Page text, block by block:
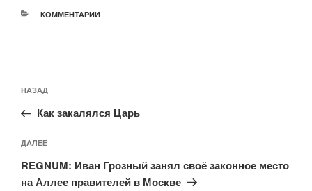
РУБРИКИ
КОММЕНТАРИИ
по
записям
Предыдущая
запись:
НАЗАД
Как закалялся Царь
Следующая
запись
ДАЛЕЕ
REGNUM: Иван Грозный занял своё законное место
на Аллее правителей в Москве